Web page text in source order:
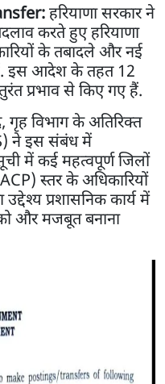
हरियाणा सरकार ने
करते हुए हरियाणा
के तबादले और नई
इस आदेश के तहत 12
प्रभाव से किए गए हैं.
गृह विभाग के अतिरिक्त
ने इस संबंध में
में कई महत्वपूर्ण जिलों
स्तर के अधिकारियों
प्रशासनिक कार्य में
और मजबूत बनाना